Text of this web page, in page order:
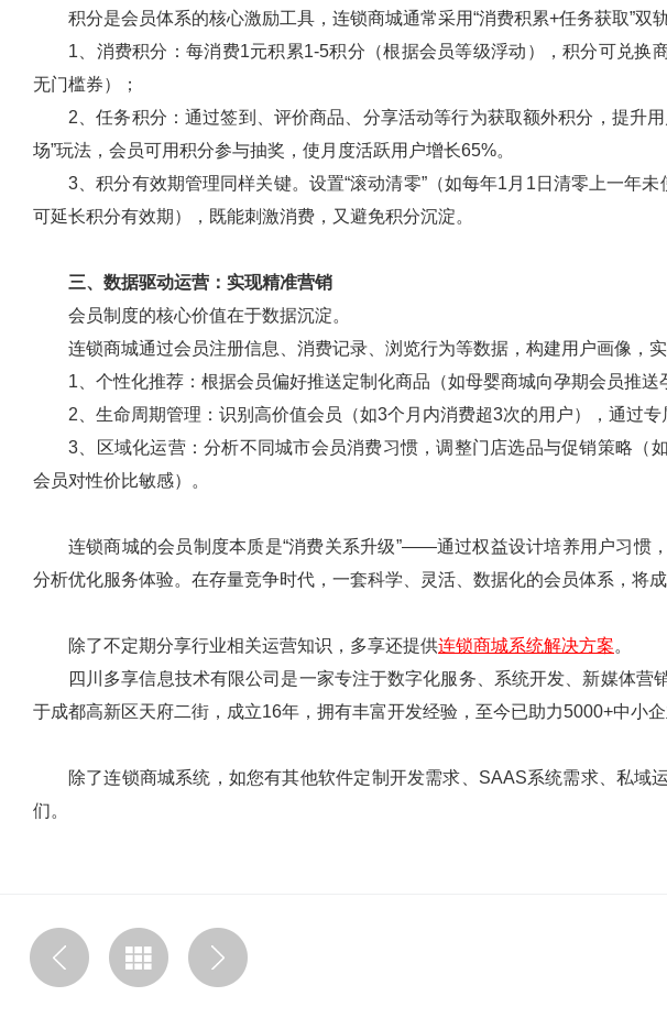
积分是会员体系的核心激励工具，连锁商城通常采用“消费积累+任务获取”双
1、消费积分：每消费1元积累1-5积分（根据会员等级浮动），积分可兑换
无门槛券）；
2、任务积分：通过签到、评价商品、分享活动等行为获取额外积分，提升
场”玩法，会员可用积分参与抽奖，使月度活跃用户增长65%。
3、积分有效期管理同样关键。设置“滚动清零”（如每年1月1日清零上一年
可延长积分有效期），既能刺激消费，又避免积分沉淀。
三、数据驱动运营：实现精准营销
会员制度的核心价值在于数据沉淀。
连锁商城通过会员注册信息、消费记录、浏览行为等数据，构建用户画像，实
1、个性化推荐：根据会员偏好推送定制化商品（如母婴商城向孕期会员推送
2、生命周期管理：识别高价值会员（如3个月内消费超3次的用户），通过专
3、区域化运营：分析不同城市会员消费习惯，调整门店选品与促销策略（
会员对性价比敏感）。
连锁商城的会员制度本质是“消费关系升级”——通过权益设计培养用户习惯
分析优化服务体验。在存量竞争时代，一套科学、灵活、数据化的会员体系，将
除了不定期分享行业相关运营知识，多享还提供连锁商城系统解决方案。
四川多享信息技术有限公司是一家专注于数字化服务、系统开发、新媒体营
于成都高新区天府二街，成立16年，拥有丰富开发经验，至今已助力5000+中小企
除了连锁商城系统，如您有其他软件定制开发需求、SAAS系统需求、私域
们。